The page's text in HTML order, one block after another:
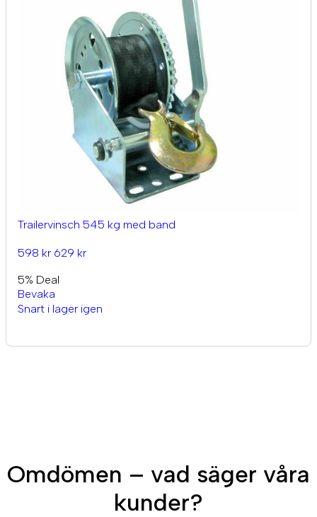
Trailervinsch 545 kg med band
598 kr 629 kr
5% Deal
Bevaka
Snart i lager igen
Omdömen – vad säger våra
kunder?